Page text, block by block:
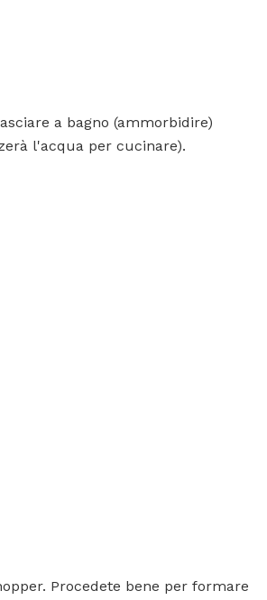
a bagno (ammorbidire)
l'acqua per cucinare).
Procedete bene per formare